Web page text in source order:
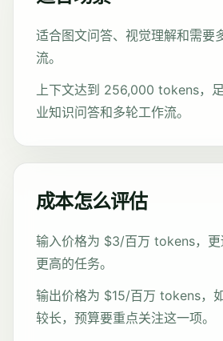
适合图文问答、视觉理解和需要
流。
上下文达到 256,000 tokens，
业知识问答和多轮工作流。
成本怎么评估
输入价格为 $3/百万 tokens，更
更高的任务。
输出价格为 $15/百万 tokens，
较长，预算要重点关注这一项。